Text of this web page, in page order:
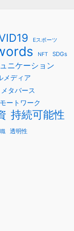
Eスポーツ
NFT
SDGs
ニケーション
メディア
メタバース
ートワーク
持続可能性
透明性